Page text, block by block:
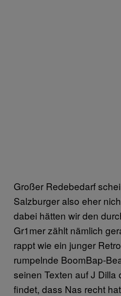
Großer Redebedarf
Salzburger also eher
dabei hätten wir den
Gr1mer zählt nämlich
rappt wie ein junger
rumpelnde BoomBap-
seinen Texten auf J Dilla
findet, dass Nas recht